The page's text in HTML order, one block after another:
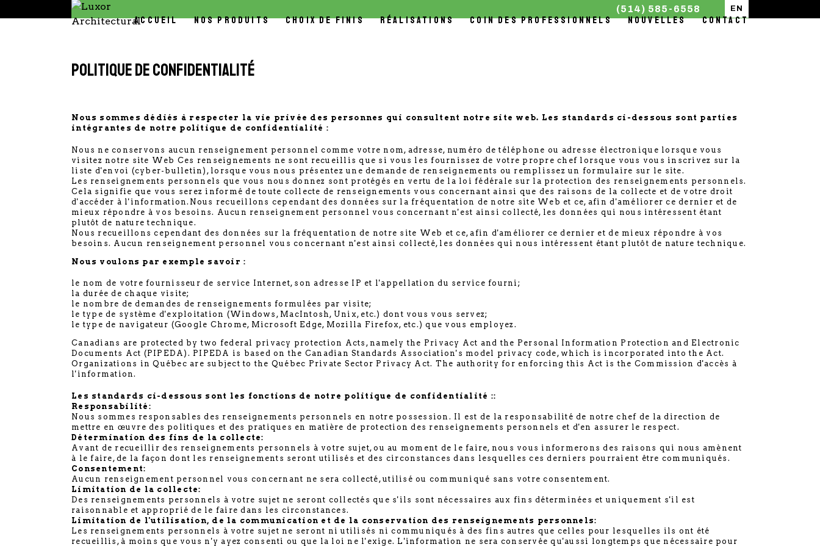
(514) 585-6558 EN
ACCUEIL NOS PRODUITS CHOIX DE FINIS RÉALISATIONS COIN DES PROFESSIONNELS NOUVELLES CONTACT
Politique de confidentialité
Nous sommes dédiés à respecter la vie privée des personnes qui consultent notre site web. Les standards ci-dessous sont parties
intégrantes de notre politique de confidentialité :
Nous ne conservons aucun renseignement personnel comme votre nom, adresse, numéro de téléphone ou adresse électronique lorsque vous
visitez notre site Web Ces renseignements ne sont recueillis que si vous les fournissez de votre propre chef lorsque vous vous inscrivez sur la
liste d'envoi (cyber-bulletin), lorsque vous nous présentez une demande de renseignements ou remplissez un formulaire sur le site.
Les renseignements personnels que vous nous donnez sont protégés en vertu de la loi fédérale sur la protection des renseignements personnels.
Cela signifie que vous serez informé de toute collecte de renseignements vous concernant ainsi que des raisons de la collecte et de votre droit
d'accéder à l'information.Nous recueillons cependant des données sur la fréquentation de notre site Web et ce, afin d'améliorer ce dernier et de
mieux répondre à vos besoins. Aucun renseignement personnel vous concernant n'est ainsi collecté, les données qui nous intéressent étant
plutôt de nature technique.
Nous recueillons cependant des données sur la fréquentation de notre site Web et ce, afin d'améliorer ce dernier et de mieux répondre à vos
besoins. Aucun renseignement personnel vous concernant n'est ainsi collecté, les données qui nous intéressent étant plutôt de nature technique.
Nous voulons par exemple savoir :
le nom de votre fournisseur de service Internet, son adresse IP et l'appellation du service fourni;
la durée de chaque visite;
le nombre de demandes de renseignements formulées par visite;
le type de système d'exploitation (Windows, MacIntosh, Unix, etc.) dont vous vous servez;
le type de navigateur (Google Chrome, Microsoft Edge, Mozilla Firefox, etc.) que vous employez.
Canadians are protected by two federal privacy protection Acts, namely the Privacy Act and the Personal Information Protection and Electronic
Documents Act (PIPEDA). PIPEDA is based on the Canadian Standards Association's model privacy code, which is incorporated into the Act.
Organizations in Québec are subject to the Québec Private Sector Privacy Act. The authority for enforcing this Act is the Commission d'accès à
l'information.
Les standards ci-dessous sont les fonctions de notre politique de confidentialité ::
Responsabilité:
Nous sommes responsables des renseignements personnels en notre possession. Il est de la responsabilité de notre chef de la direction de
mettre en œuvre des politiques et des pratiques en matière de protection des renseignements personnels et d'en assurer le respect.
Détermination des fins de la collecte:
Avant de recueillir des renseignements personnels à votre sujet, ou au moment de le faire, nous vous informerons des raisons qui nous amènent
à le faire, de la façon dont les renseignements seront utilisés et des circonstances dans lesquelles ces derniers pourraient être communiqués.
Consentement:
Aucun renseignement personnel vous concernant ne sera collecté, utilisé ou communiqué sans votre consentement.
Limitation de la collecte:
Des renseignements personnels à votre sujet ne seront collectés que s'ils sont nécessaires aux fins déterminées et uniquement s'il est
raisonnable et approprié de le faire dans les circonstances.
Limitation de l'utilisation, de la communication et de la conservation des renseignements personnels:
Les renseignements personnels à votre sujet ne seront ni utilisés ni communiqués à des fins autres que celles pour lesquelles ils ont été
recueillis, à moins que vous n'y ayez consenti ou que la loi ne l'exige. L'information ne sera conservée qu'aussi longtemps que nécessaire pour